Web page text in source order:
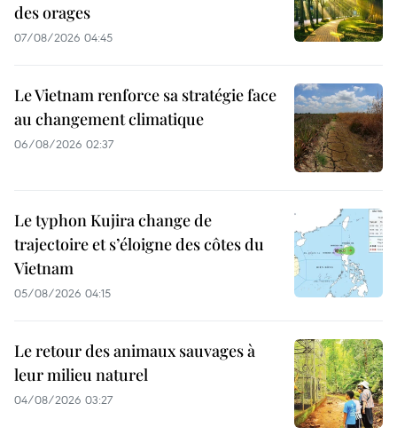
des orages
07/08/2026 04:45
Le Vietnam renforce sa stratégie face
au changement climatique
06/08/2026 02:37
Le typhon Kujira change de
trajectoire et s’éloigne des côtes du
Vietnam
05/08/2026 04:15
Le retour des animaux sauvages à
leur milieu naturel
04/08/2026 03:27